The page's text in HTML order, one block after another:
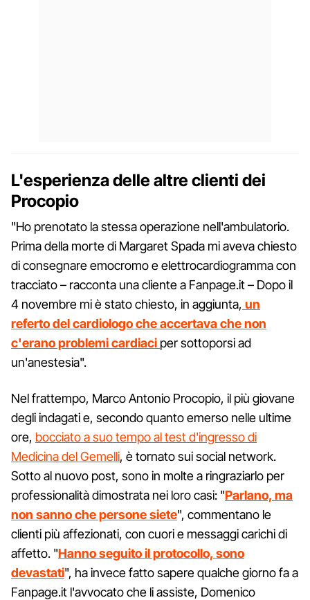
L'esperienza delle altre clienti dei
Procopio
"Ho prenotato la stessa operazione nell'ambulatorio.
Prima della morte di Margaret Spada mi aveva chiesto
di consegnare emocromo e elettrocardiogramma con
tracciato – racconta una cliente a Fanpage.it – Dopo il
4 novembre mi è stato chiesto, in aggiunta, un
referto del cardiologo che accertava che non
c'erano problemi cardiaci per sottoporsi ad
un'anestesia".
Nel frattempo, Marco Antonio Procopio, il più giovane
degli indagati e, secondo quanto emerso nelle ultime
ore, bocciato a suo tempo al test d'ingresso di
Medicina del Gemelli, è tornato sui social network.
Sotto al nuovo post, sono in molte a ringraziarlo per
professionalità dimostrata nei loro casi: "Parlano, ma
non sanno che persone siete", commentano le
clienti più affezionati, con cuori e messaggi carichi di
affetto. "Hanno seguito il protocollo, sono
devastati", ha invece fatto sapere qualche giorno fa a
Fanpage.it l'avvocato che li assiste, Domenico